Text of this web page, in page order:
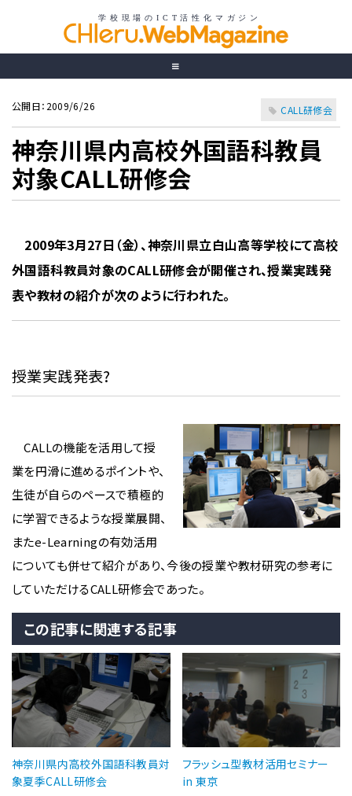
公開日：2009/6/26 CALL研修会
神奈川県内高校外国語科教員
対象CALL研修会
2009年3月27日（金）、神奈川県立白山高等学校にて高校
外国語科教員対象のCALL研修会が開催され、授業実践発
表や教材の紹介が次のように行われた。
授業実践発表?
CALLの機能を活用して授
業を円滑に進めるポイントや、
生徒が自らのペースで積極的
に学習できるような授業展開、
またe-Learningの有効活用
についても併せて紹介があり、今後の授業や教材研究の参考に
していただけるCALL研修会であった。
この記事に関連する記事
神奈川県内高校外国語科教員対
象夏季CALL研修会
フラッシュ型教材活用セミナー
in 東京